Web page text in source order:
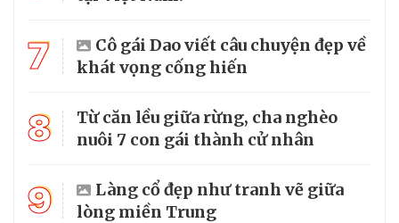
7
Cô gái Dao viết câu chuyện đẹp về
khát vọng cống hiến
8
Từ căn lều giữa rừng, cha nghèo
nuôi 7 con gái thành cử nhân
9
Làng cổ đẹp như tranh vẽ giữa
lòng miền Trung